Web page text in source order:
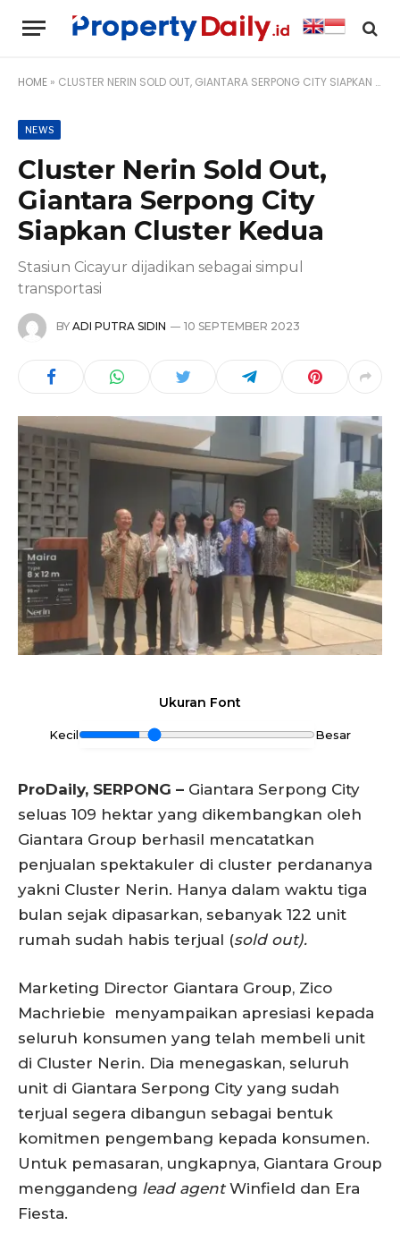
HOME » CLUSTER NERIN SOLD OUT, GIANTARA SERPONG CITY SIAPKAN CLUSTER KEDUA
NEWS
Cluster Nerin Sold Out,
Giantara Serpong City
Siapkan Cluster Kedua
Stasiun Cicayur dijadikan sebagai simpul
transportasi
BY ADI PUTRA SIDIN 10 SEPTEMBER 2023
Ukuran Font
Kecil Besar
ProDaily, SERPONG – Giantara Serpong City
seluas 109 hektar yang dikembangkan oleh
Giantara Group berhasil mencatatkan
penjualan spektakuler di cluster perdananya
yakni Cluster Nerin. Hanya dalam waktu tiga
bulan sejak dipasarkan, sebanyak 122 unit
rumah sudah habis terjual (sold out).
Marketing Director Giantara Group, Zico
Machriebie menyampaikan apresiasi kepada
seluruh konsumen yang telah membeli unit
di Cluster Nerin. Dia menegaskan, seluruh
unit di Giantara Serpong City yang sudah
terjual segera dibangun sebagai bentuk
komitmen pengembang kepada konsumen.
Untuk pemasaran, ungkapnya, Giantara Group
menggandeng lead agentWinfield dan Era
Fiesta.